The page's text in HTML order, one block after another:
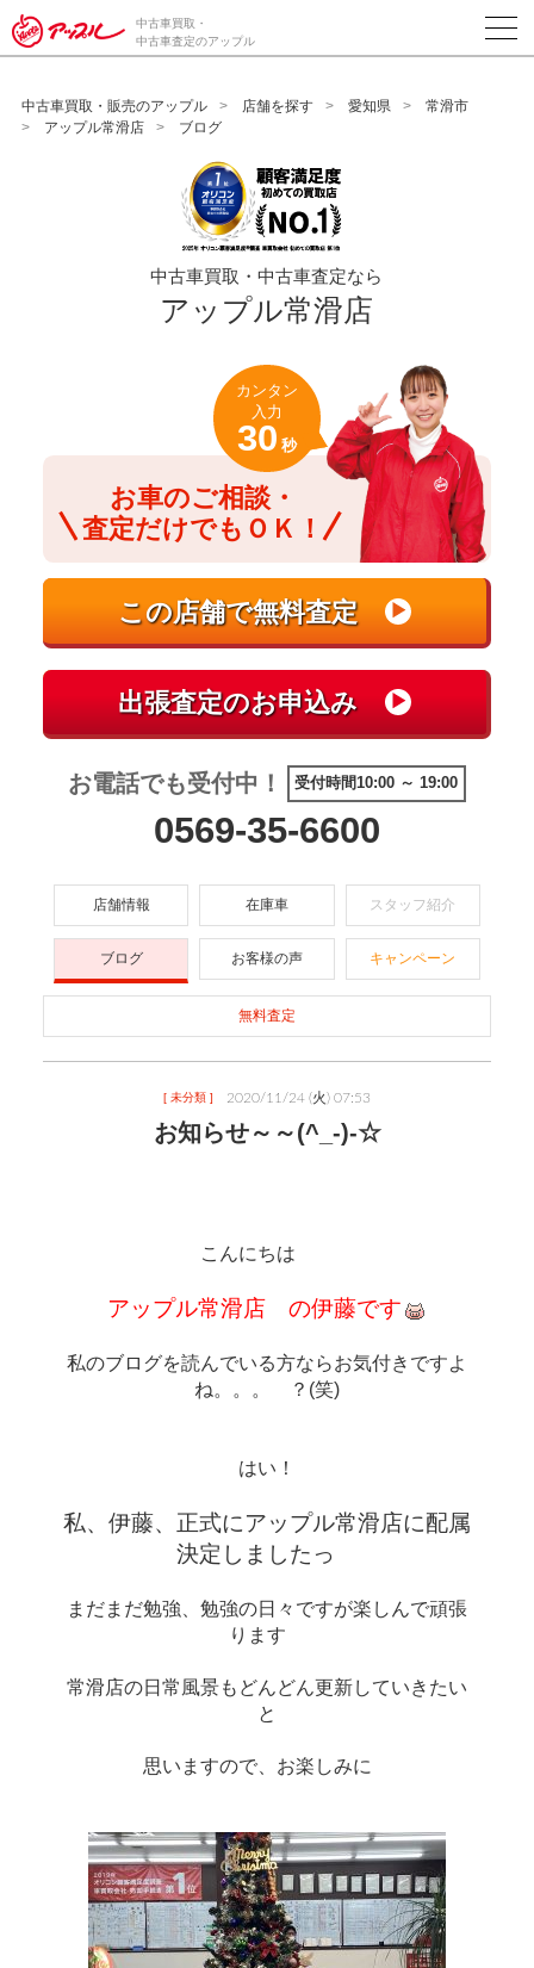
/*ABテスト_新規査定フォームの為のCVボタン*/
中古車買取・
中古車査定のアップル
中古車買取・販売のアップル 店舗を探す 愛知県
常滑市
アップル常滑店
ブログ
中古車買取・中古車査定なら
アップル常滑店
お車のご相談・
査定だけでもＯＫ！
カンタン
入力
30 秒
お電話でも受付中！ 受付時間10:00 ～ 19:00
0569-35-6600
店舗情報 在庫車 スタッフ紹介
ブログ お客様の声 キャンペーン
無料査定
[ 未分類 ] 2020/11/24 (火) 07:53
お知らせ～～(^_-)-☆
こんにちは
アップル常滑店　の伊藤です
私のブログを読んでいる方ならお気付きですよ
ね。。。　？(笑)
はい！
私、伊藤、正式にアップル常滑店に配属
決定しましたっ
まだまだ勉強、勉強の日々ですが楽しんで頑張
ります
常滑店の日常風景もどんどん更新していきたい
と
思いますので、お楽しみに